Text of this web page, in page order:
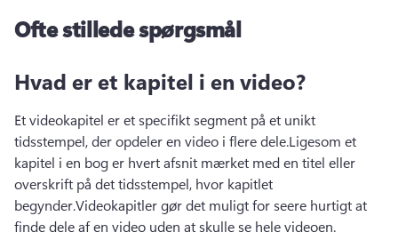
Ofte stillede spørgsmål
Hvad er et kapitel i en video?
Et videokapitel er et specifikt segment på et unikt
tidsstempel, der opdeler en video i flere dele.Ligesom et
kapitel i en bog er hvert afsnit mærket med en titel eller
overskrift på det tidsstempel, hvor kapitlet
begynder.Videokapitler gør det muligt for seere hurtigt at
finde dele af en video uden at skulle se hele videoen.